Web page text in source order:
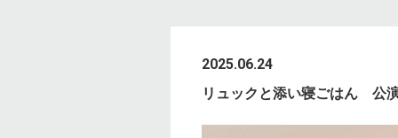
2025.06.24
リュックと添い寝ごはん 公